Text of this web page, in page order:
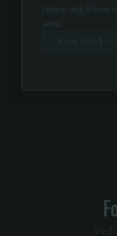
hjelper deg å finne
artist.
Book tid nå